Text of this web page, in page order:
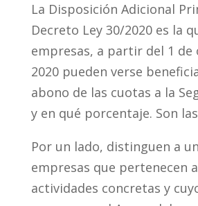
La Disposición Adicional
Decreto Ley 30/2020 es la
empresas, a partir del 1 de
2020 pueden verse
abono de las cuotas a la
y en qué porcentaje. Son
Por un lado, distinguen a
empresas que pertenecen
actividades concretas y